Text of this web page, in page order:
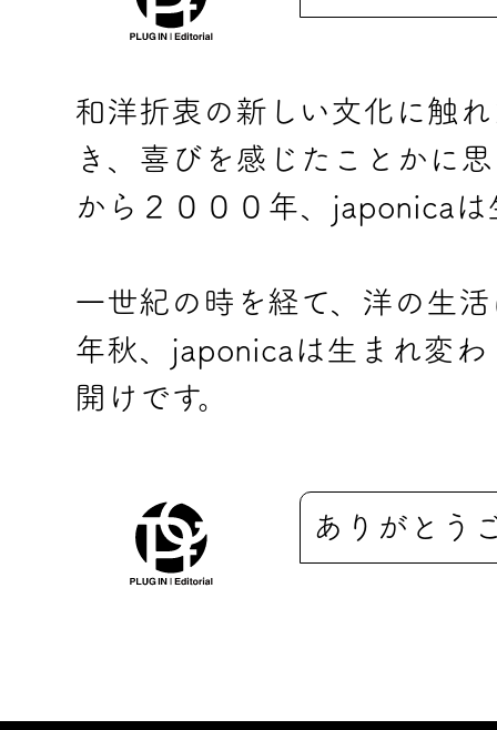
和洋折衷の新しい文化に触
き、喜びを感じたことかに
から２０００年、japonica
一世紀の時を経て、洋の生
年秋、japonicaは生まれ変
開けです。
ありがとう